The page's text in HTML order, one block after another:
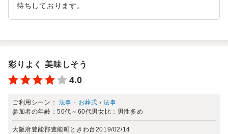
待ちしております。
彩りよく 美味しそう
4.0
ご利用シーン： 法事・お葬式 ›法事
参加者の年齢：50代～60代男女比： 男性多め
大阪府豊能郡豊能町ときわ台2019/02/14